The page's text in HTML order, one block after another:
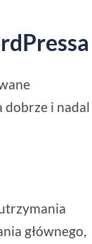
dobrze i nadal
głównego,